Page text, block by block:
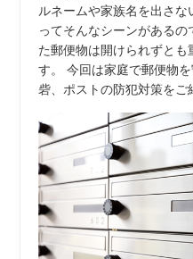
ルネームや家族名を出さ
ってそんなシーンがある
た郵便物は開けられずとも
す。 今回は家庭で郵便物
砦、ポストの防犯対策をご